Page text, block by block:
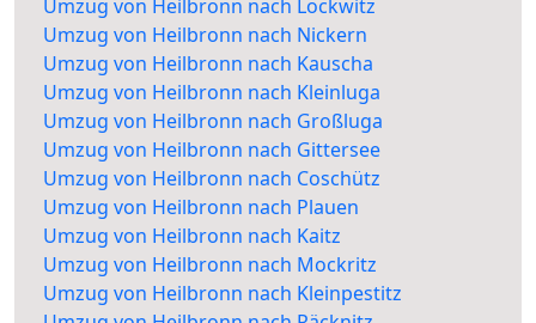
Umzug von Heilbronn nach Lockwitz
Umzug von Heilbronn nach Nickern
Umzug von Heilbronn nach Kauscha
Umzug von Heilbronn nach Kleinluga
Umzug von Heilbronn nach Großluga
Umzug von Heilbronn nach Gittersee
Umzug von Heilbronn nach Coschütz
Umzug von Heilbronn nach Plauen
Umzug von Heilbronn nach Kaitz
Umzug von Heilbronn nach Mockritz
Umzug von Heilbronn nach Kleinpestitz